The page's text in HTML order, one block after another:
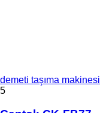
demeti taşıma makinesi
5